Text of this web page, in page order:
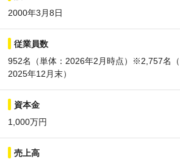
2000年3月8日
従業員数
952名（単体：2026年2月時点）※2,757名（
2025年12月末）
資本金
1,000万円
売上高